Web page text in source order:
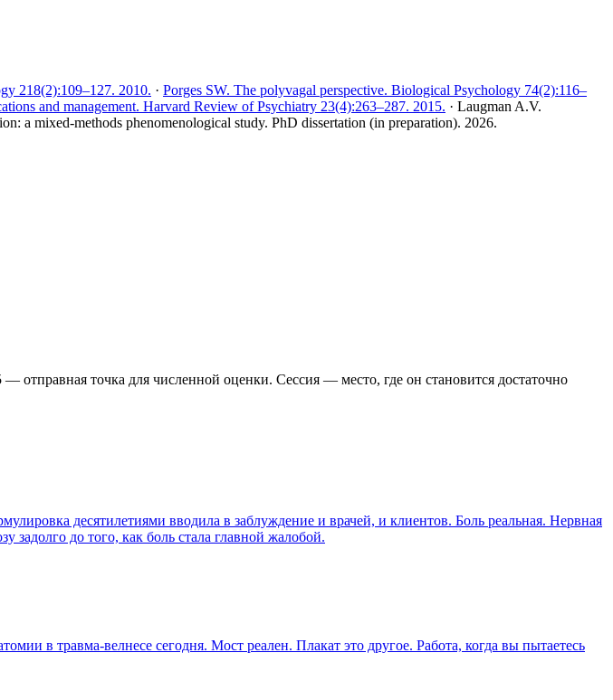
218(2):109–127. 2010. · Porges SW. The polyvagal perspective. Biological Psychology 74(2):116–
and management. Harvard Review of Psychiatry 23(4):263–287. 2015. · Laugman A.V.
a mixed-methods phenomenological study. PhD dissertation (in preparation). 2026.
точка для численной оценки. Сессия — место, где он становится достаточно
десятилетиями вводила в заблуждение и врачей, и клиентов. Боль реальная. Нервная
задолго до того, как боль стала главной жалобой.
в травма-велнесе сегодня. Мост реален. Плакат это другое. Работа, когда вы пытаетесь